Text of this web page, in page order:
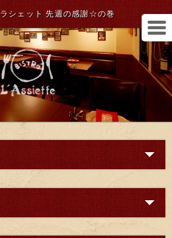
シェット 先週の感謝☆の巻